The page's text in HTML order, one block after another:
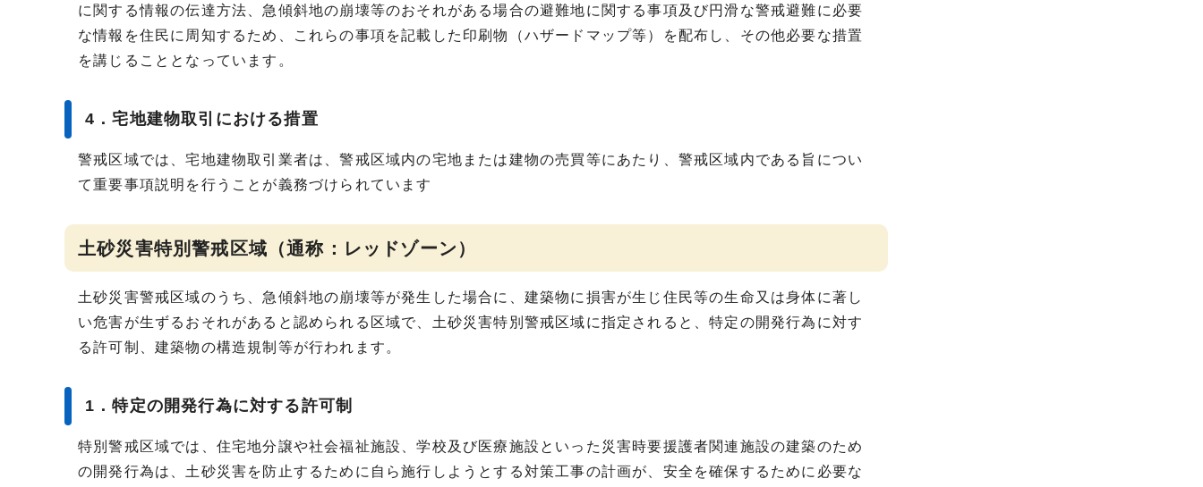
に関する情報の伝達方法、急傾斜地の崩壊等のおそれがある場合の避難地に関する事項及び円滑な警戒避難に必要
な情報を住民に周知するため、これらの事項を記載した印刷物（ハザードマップ等）を配布し、その他必要な措置
を講じることとなっています。
4．宅地建物取引における措置
警戒区域では、宅地建物取引業者は、警戒区域内の宅地または建物の売買等にあたり、警戒区域内である旨につい
て重要事項説明を行うことが義務づけられています
土砂災害特別警戒区域（通称：レッドゾーン）
土砂災害警戒区域のうち、急傾斜地の崩壊等が発生した場合に、建築物に損害が生じ住民等の生命又は身体に著し
い危害が生ずるおそれがあると認められる区域で、土砂災害特別警戒区域に指定されると、特定の開発行為に対す
る許可制、建築物の構造規制等が行われます。
1．特定の開発行為に対する許可制
特別警戒区域では、住宅地分譲や社会福祉施設、学校及び医療施設といった災害時要援護者関連施設の建築のため
の開発行為は、土砂災害を防止するために自ら施行しようとする対策工事の計画が、安全を確保するために必要な